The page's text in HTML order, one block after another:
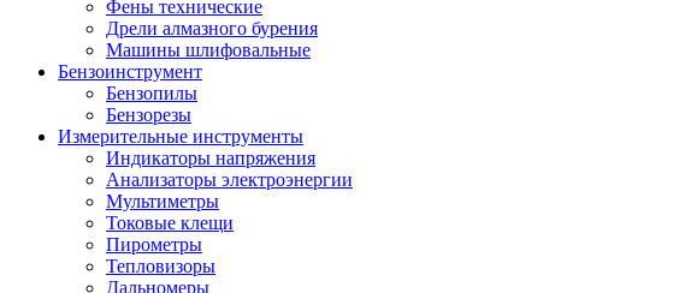
Фены технические
Дрели алмазного бурения
Машины шлифовальные
Бензоинструмент
Бензопилы
Бензорезы
Измерительные инструменты
Индикаторы напряжения
Анализаторы электроэнергии
Мультиметры
Токовые клещи
Пирометры
Тепловизоры
Дальномеры